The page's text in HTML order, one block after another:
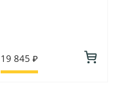
19 845 ₽